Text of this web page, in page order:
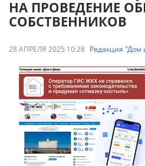
НА ПРОВЕДЕНИЕ
СОБСТВЕННИКОВ
28 АПРЕЛЯ 2025 10:28 Редакция "Дом